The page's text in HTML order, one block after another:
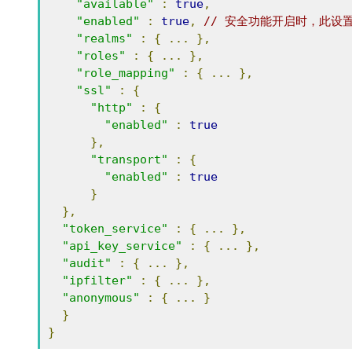
"available"
: true,
"enabled"
: true,
// 安全功能开启时，此设
"realms"
: { ...
},
"roles"
: { ...
},
"role_mapping"
: { ...
},
"ssl"
:
{
"http"
:
{
"enabled"
:
true
},
"transport"
:
{
"enabled"
:
true
}
},
"token_service"
: { ...
},
"api_key_service"
: { ...
},
"audit"
: { ...
},
"ipfilter"
: { ...
},
"anonymous"
: { ...
}
}
}